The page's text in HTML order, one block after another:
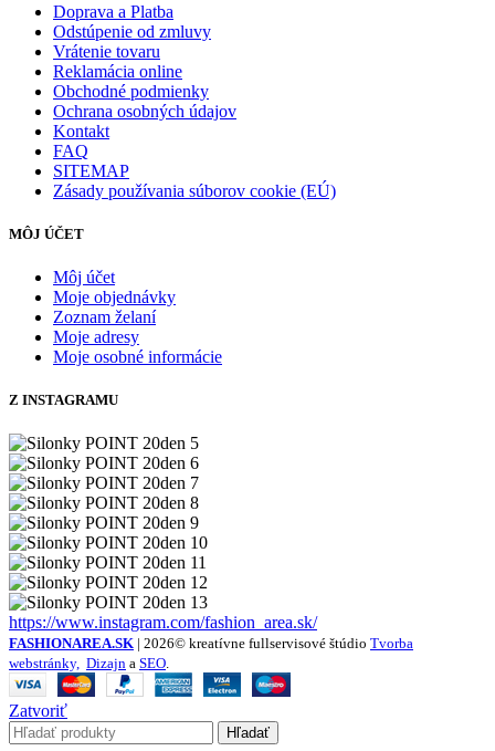
Doprava a Platba
Odstúpenie od zmluvy
Vrátenie tovaru
Reklamácia online
Obchodné podmienky
Ochrana osobných údajov
Kontakt
FAQ
SITEMAP
Zásady používania súborov cookie (EÚ)
MÔJ ÚČET
Môj účet
Moje objednávky
Zoznam želaní
Moje adresy
Moje osobné informácie
Z INSTAGRAMU
https://www.instagram.com/fashion_area.sk/
FASHIONAREA.SK | 2026© kreatívne fullservisové štúdio Tvorba
webstránky, Dizajn a SEO.
Zatvoriť
Hľadať